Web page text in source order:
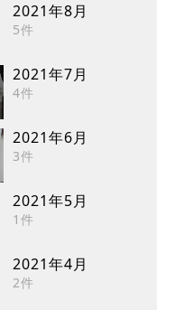
2021年8月
5件
2021年7月
4件
2021年6月
3件
2021年5月
1件
2021年4月
2件